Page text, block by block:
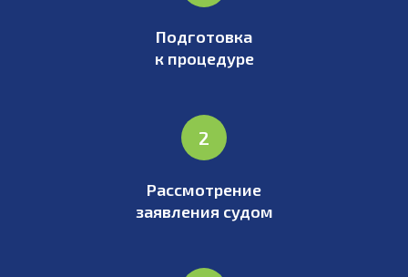
Подготовка
к процедуре
Рассмотрение
заявления судом